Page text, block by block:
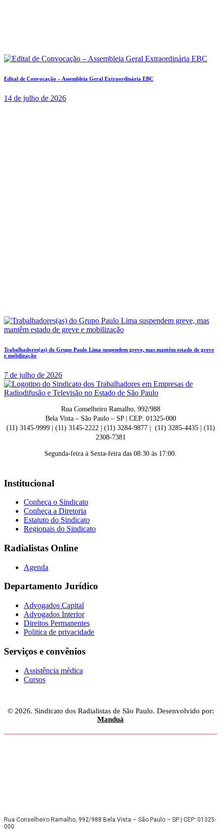
Edital de Convocação – Assembleia Geral Extraordinária EBC
14 de julho de 2026
Trabalhadores(as) do Grupo Paulo Lima suspendem greve, mas mantêm estado de greve
e mobilização
7 de julho de 2026
Rua Conselheiro Ramalho, 992/988
Bela Vista – São Paulo – SP | CEP: 01325-000
(11) 3145-9999 | (11) 3145-2222 | (11) 3284-9877 | (11) 3285-4435 | (11)
2308-7381
Segunda-feira à Sexta-feira das 08:30 às 17:00.
Institucional
Conheça o Sindicato
Conheça a Diretoria
Estatuto do Sindicato
Regionais do Sindicato
Radialistas Online
Agenda
Departamento Jurídico
Advogados Capital
Advogados Interior
Direitos Permanentes
Politica de privacidade
Serviços e convênios
Assistência médica
Cursos
© 2026. Sindicato dos Radialistas de São Paulo. Desenvolvido por:
Manduá
Rua Conselheiro Ramalho, 992/988 Bela Vista – São Paulo – SP | CEP: 01325-
000